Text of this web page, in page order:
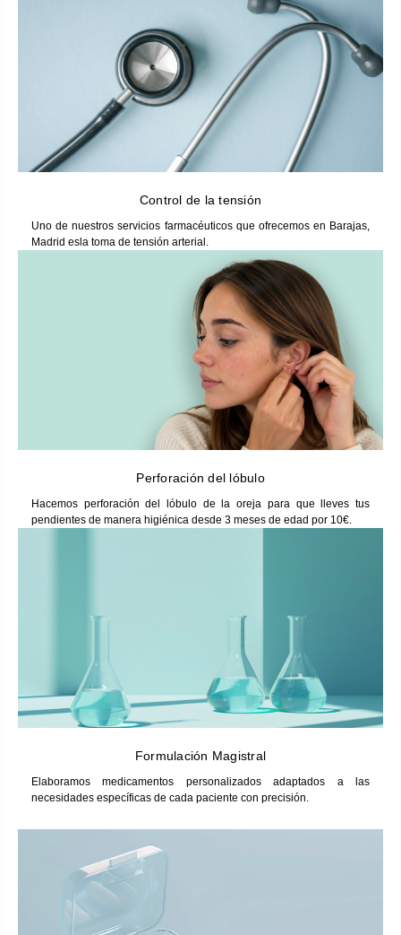
Control de la tensión
Uno de nuestros servicios farmacéuticos que ofrecemos en Barajas,
Madrid esla toma de tensión arterial.
Perforación del lóbulo
Hacemos perforación del lóbulo de la oreja para que lleves tus
pendientes de manera higiénica desde 3 meses de edad por 10€.
Formulación Magistral
Elaboramos medicamentos personalizados adaptados a las
necesidades específicas de cada paciente con precisión.